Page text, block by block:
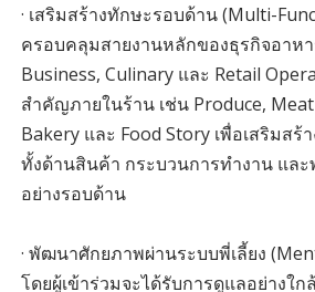
· เสริมสร้างทักษะรอบด้าน (Multi-
ครอบคลุมสายงานหลักของธุรกิจอาห
Business, Culinary และ Retail
สำคัญภายในร้าน เช่น Produce,
Bakery และ Food Story เพื่อเสริมสร้
ทั้งด้านสินค้า กระบวนการทำงาน แล
อย่างรอบด้าน
· พัฒนาศักยภาพผ่านระบบพี่เลี้ยง
โดยผู้เข้าร่วมจะได้รับการดูแลอย่างใ